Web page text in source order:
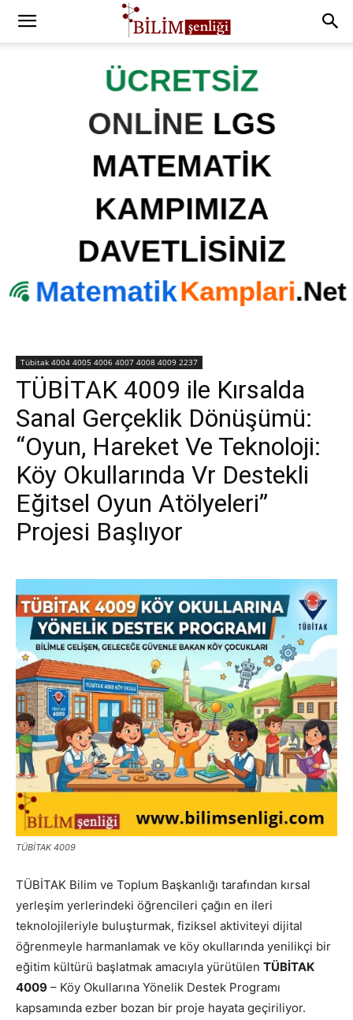
Tübitak 4004 4005 4006 4007 4008 4009 2237
TÜBİTAK 4009 ile Kırsalda
Sanal Gerçeklik Dönüşümü:
“Oyun, Hareket Ve Teknoloji:
Köy Okullarında Vr Destekli
Eğitsel Oyun Atölyeleri”
Projesi Başlıyor
TÜBİTAK 4009
TÜBİTAK Bilim ve Toplum Başkanlığı tarafından kırsal
yerleşim yerlerindeki öğrencileri çağın en ileri
teknolojileriyle buluşturmak, fiziksel aktiviteyi dijital
öğrenmeyle harmanlamak ve köy okullarında yenilikçi bir
eğitim kültürü başlatmak amacıyla yürütülen TÜBİTAK
4009 – Köy Okullarına Yönelik Destek Programı
kapsamında ezber bozan bir proje hayata geçiriliyor.